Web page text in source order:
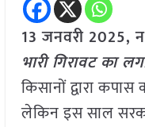
13 जनवरी 2025,
भारी गिरावट का
किसानों द्वारा
लेकिन इस साल